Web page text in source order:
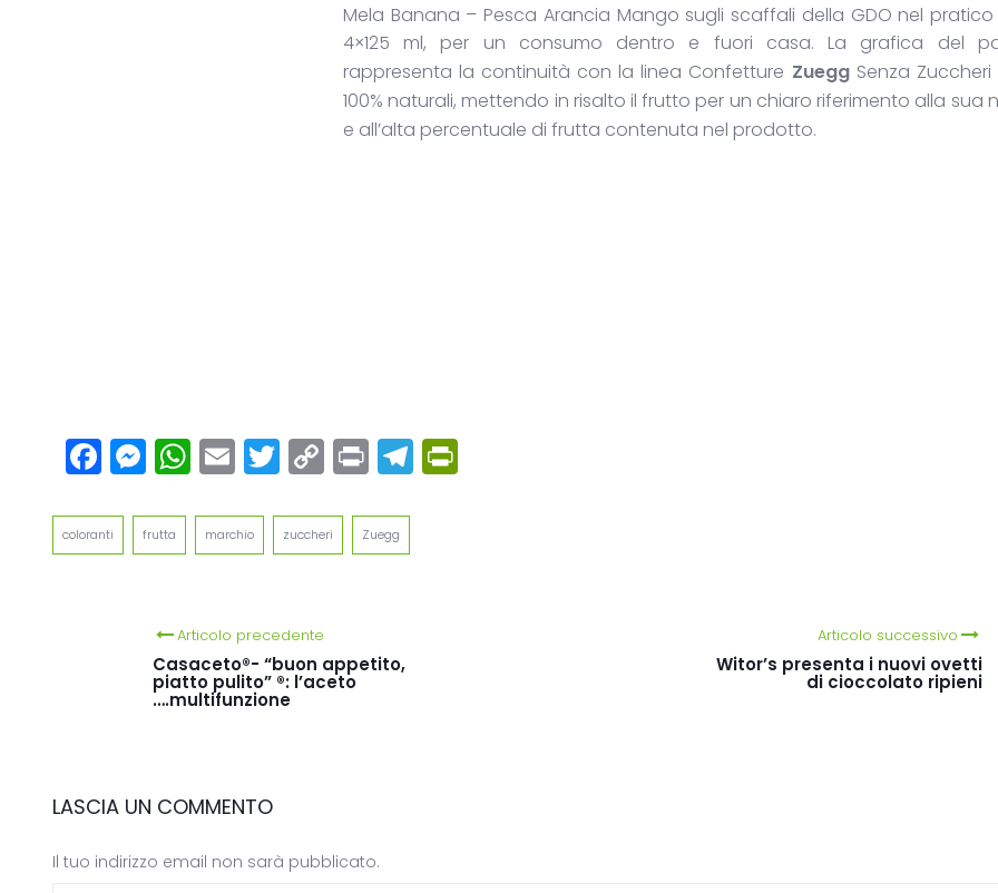
Mela Banana – Pesca Arancia Mango sugli scaffali della GDO nel
4×125 ml, per un consumo dentro e fuori casa. La grafica del
rappresenta la continuità con la linea Confetture ZueggSenza Zuccheri
100% naturali, mettendo in risalto il frutto per un chiaro riferimento alla sua
e all’alta percentuale di frutta contenuta nel prodotto.
Facebook
Messenger
WhatsApp
EmailTwitter
Copy
Link
PrintTelegram
coloranti frutta marchio zuccheri Zuegg
Articolo precedente
Casaceto®- “buon appetito,
piatto pulito” ®: l’aceto
….multifunzione
Articolo successivo
Witor’s presenta i nuovi ovetti
di cioccolato ripieni
LASCIA UN COMMENTO
Il tuo indirizzo email non sarà pubblicato.